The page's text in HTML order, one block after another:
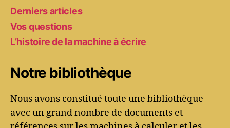
Derniers articles
Vos questions
L’histoire de la machine à écrire
Notre bibliothèque
Nous avons constitué toute une bibliothèque
avec un grand nombre de documents et